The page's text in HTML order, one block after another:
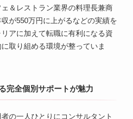
＆レストラン業界の料理長兼商
が550万円に上がるなどの実績を
アに加えて転職に有利になる資
取り組める環境が整っていま
完全個別サポートが魅力
の一人ひとりにコンサルタント